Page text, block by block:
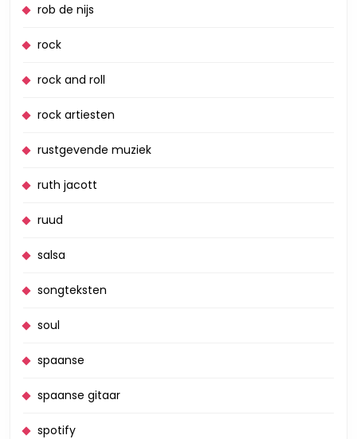
rob de nijs
rock
rock and roll
rock artiesten
rustgevende muziek
ruth jacott
ruud
salsa
songteksten
soul
spaanse
spaanse gitaar
spotify